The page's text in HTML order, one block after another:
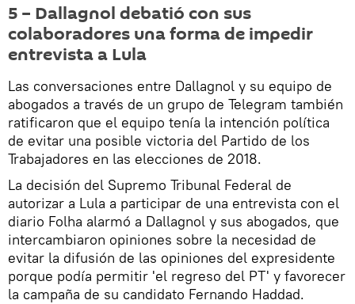
5 – Dallagnol debatió con sus
colaboradores una forma de impedir
entrevista a Lula
Las conversaciones entre Dallagnol y su equipo de
abogados a través de un grupo de Telegram también
ratificaron que el equipo tenía la intención política
de evitar una posible victoria del Partido de los
Trabajadores en las elecciones de 2018.
La decisión del Supremo Tribunal Federal de
autorizar a Lula a participar de una entrevista con el
diario Folha alarmó a Dallagnol y sus abogados, que
intercambiaron opiniones sobre la necesidad de
evitar la difusión de las opiniones del expresidente
porque podía permitir 'el regreso del PT' y favorecer
la campaña de su candidato Fernando Haddad.